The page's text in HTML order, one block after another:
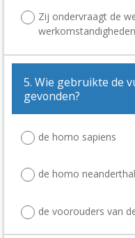
Zij ondervraagt de
5. Wie gebruikte de
gevonden?
de homo sapiens
de homo
de voorouders van